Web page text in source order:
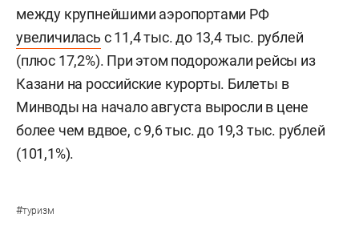
между крупнейшими аэропортами РФ
увеличилась с 11,4 тыс. до 13,4 тыс. рублей
(плюс 17,2%). При этом подорожали рейсы из
Казани на российские курорты. Билеты в
Минводы на начало августа выросли в цене
более чем вдвое, с 9,6 тыс. до 19,3 тыс. рублей
(101,1%).
#туризм